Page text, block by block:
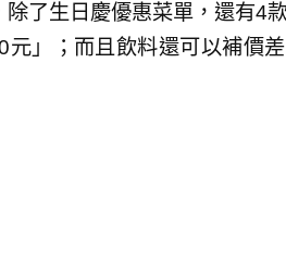
了生日慶優惠菜單，還有4款
」；而且飲料還可以補價